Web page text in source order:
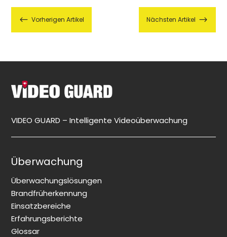
# Vorherigen Artikel Nächsten Artikel $
VIDEO GUARD – Intelligente Videoüberwachung
Überwachung
Überwachungslösungen
Brandfrüherkennung
Einsatzbereiche
Erfahrungsberichte
Glossar